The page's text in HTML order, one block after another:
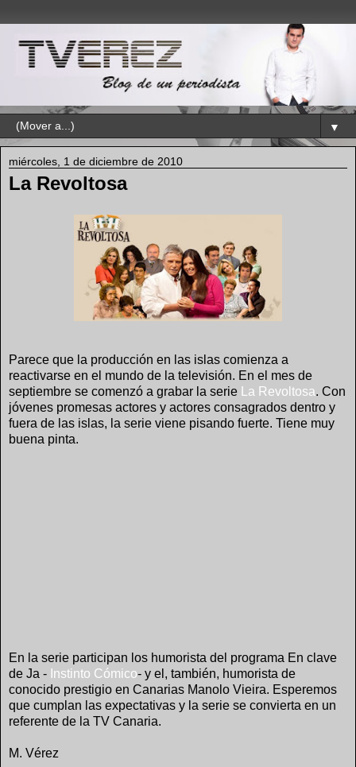
▼
miércoles, 1 de diciembre de 2010
La Revoltosa
Parece que la producción en las islas comienza a
reactivarse en el mundo de la televisión. En el mes de
septiembre se comenzó a grabar la serie
La Revoltosa. Con
jóvenes promesas actores y actores consagrados dentro y
fuera de las islas, la serie viene pisando fuerte. Tiene muy
buena pinta.
En la serie participan los humorista del programa En clave
de Ja - Instinto Cómico- y el, también, humorista de
conocido prestigio en Canarias Manolo Vieira. Esperemos
que cumplan las expectativas y la serie se convierta en un
referente de la TV Canaria.
M. Vérez